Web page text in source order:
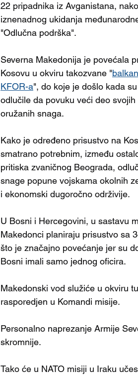
22 pripadnika iz Avganistana,
iznenadnog ukidanja
"Odlučna podrška".
Severna Makedonija je povećala
Kosovu u okviru takozvane "
KFOR-a", do koje je došlo kada
odlučile da povuku veći deo
oružanih snaga.
Kako je određeno prisustvo na
smatrano potrebnim, između
pritiska zvaničnog Beograda,
snage popune vojskama okolnih
i ekonomski dugoročno održivije.
U Bosni i Hercegovini, u sastavu
Makedonci planiraju prisustvo sa
što je značajno povećanje jer su
Bosni imali samo jednog oficira.
Makedonski vod služiće u okviru
rasporedjen u Komandi misije.
Personalno naprezanje Armije
skromnije.
Tako će u NATO misiji u Iraku